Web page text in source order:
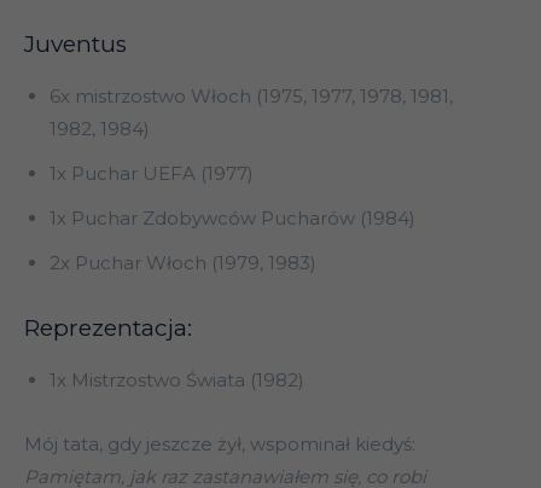
Juventus
6x mistrzostwo Włoch (1975, 1977, 1978, 1981,
1982, 1984)
1x Puchar UEFA (1977)
1x Puchar Zdobywców Pucharów (1984)
2x Puchar Włoch (1979, 1983)
Reprezentacja:
1x Mistrzostwo Świata (1982)
Mój tata, gdy jeszcze żył, wspominał kiedyś:
Pamiętam, jak raz zastanawiałem się, co robi